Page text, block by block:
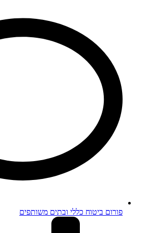
פורום ביטוח כללי ובתים משותפים